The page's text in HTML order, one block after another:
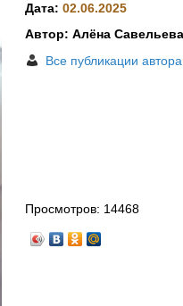
Дата:02.06.2025
Автор: Алёна Савельева
Все публикации автора
Просмотров: 14468